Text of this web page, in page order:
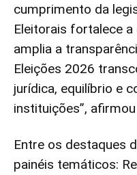
cumprimento da
Eleitorais fortalece a
amplia a
Eleições 2026
jurídica, equilíbrio e
instituições”,
Entre os destaques
painéis temáticos: